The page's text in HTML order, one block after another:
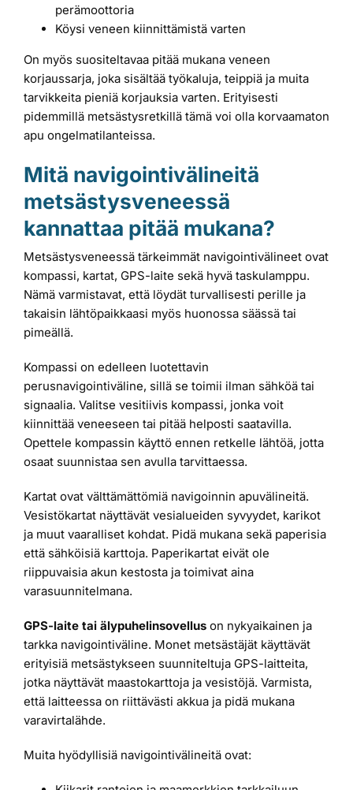
perämoottoria
Köysi veneen kiinnittämistä varten
On myös suositeltavaa pitää mukana veneen
korjaussarja, joka sisältää työkaluja, teippiä ja muita
tarvikkeita pieniä korjauksia varten. Erityisesti
pidemmillä metsästysretkillä tämä voi olla korvaamaton
apu ongelmatilanteissa.
Mitä navigointivälineitä
metsästysveneessä
kannattaa pitää mukana?
Metsästysveneessä tärkeimmät navigointivälineet ovat
kompassi, kartat, GPS-laite sekä hyvä taskulamppu.
Nämä varmistavat, että löydät turvallisesti perille ja
takaisin lähtöpaikkaasi myös huonossa säässä tai
pimeällä.
Kompassi on edelleen luotettavin
perusnavigointiväline, sillä se toimii ilman sähköä tai
signaalia. Valitse vesitiivis kompassi, jonka voit
kiinnittää veneeseen tai pitää helposti saatavilla.
Opettele kompassin käyttö ennen retkelle lähtöä, jotta
osaat suunnistaa sen avulla tarvittaessa.
Kartat ovat välttämättömiä navigoinnin apuvälineitä.
Vesistökartat näyttävät vesialueiden syvyydet, karikot
ja muut vaaralliset kohdat. Pidä mukana sekä paperisia
että sähköisiä karttoja. Paperikartat eivät ole
riippuvaisia akun kestosta ja toimivat aina
varasuunnitelmana.
GPS-laite tai älypuhelinsovellus on nykyaikainen ja
tarkka navigointiväline. Monet metsästäjät käyttävät
erityisiä metsästykseen suunniteltuja GPS-laitteita,
jotka näyttävät maastokarttoja ja vesistöjä. Varmista,
että laitteessa on riittävästi akkua ja pidä mukana
varavirtalähde.
Muita hyödyllisiä navigointivälineitä ovat: